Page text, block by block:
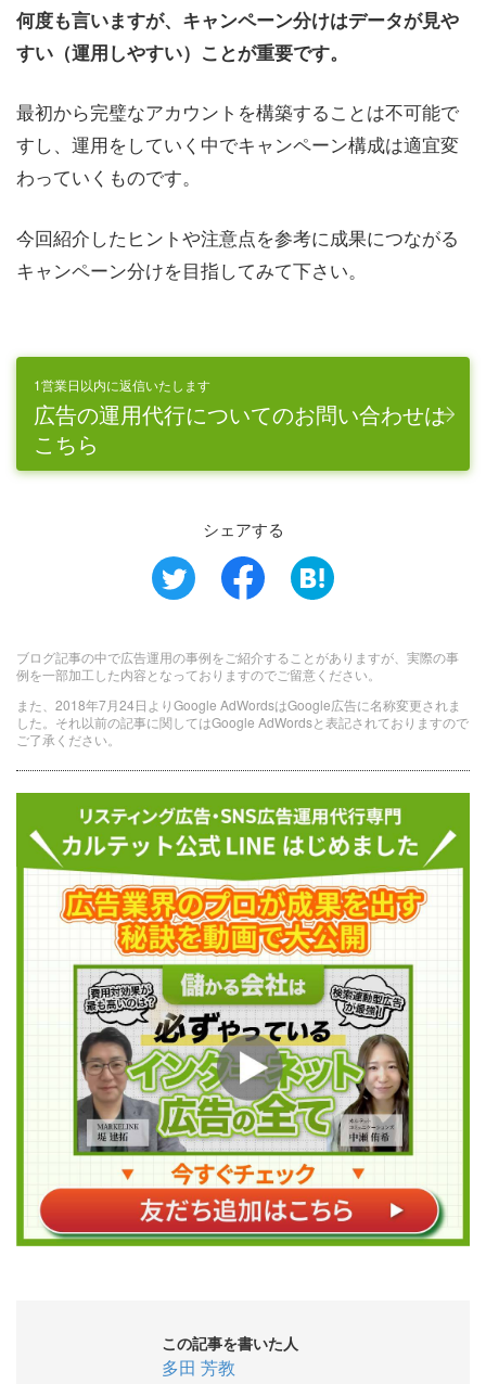
何度も言いますが、キャンペーン分けはデータが見や
すい（運用しやすい）ことが重要です。
最初から完璧なアカウントを構築することは不可能で
すし、運用をしていく中でキャンペーン構成は適宜変
わっていくものです。
今回紹介したヒントや注意点を参考に成果につながる
キャンペーン分けを目指してみて下さい。
1営業日以内に返信いたします
広告の運用代行についてのお問い合わせは
こちら
シェアする
ブログ記事の中で広告運用の事例をご紹介することがありますが、実際の事
例を一部加工した内容となっておりますのでご留意ください。
また、2018年7月24日よりGoogle AdWordsはGoogle広告に名称変更されま
した。それ以前の記事に関してはGoogle AdWordsと表記されておりますので
ご了承ください。
この記事を書いた人
多田 芳教